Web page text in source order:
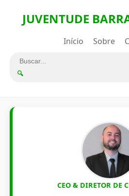
JUVENTUDE
Início Sobre
🔍
CEO & DIRETOR DE